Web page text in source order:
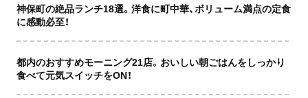
神保町の絶品ランチ18選。洋食に町中華、ボリューム満点の定食
に感動必至！
都内のおすすめモーニング21店。おいしい朝ごはんをしっかり
食べて元気スイッチをON！